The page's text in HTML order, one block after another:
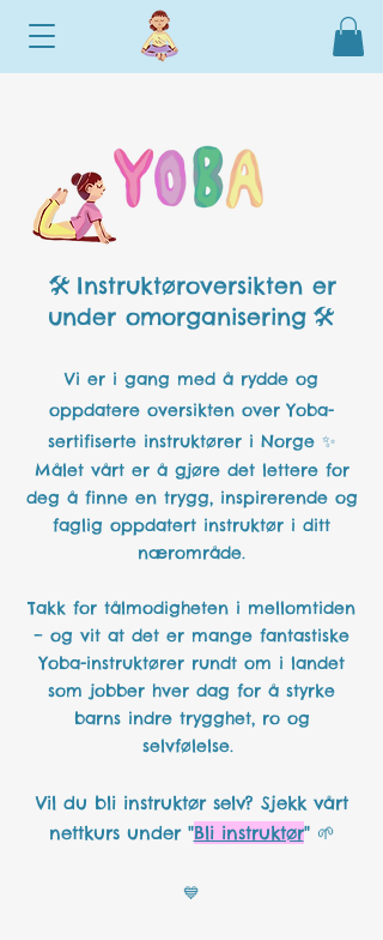
🛠️ Instruktøroversikten er
under omorganisering 🛠️
Vi er i gang med å rydde og
oppdatere oversikten over Yoba-
sertifiserte instruktører i Norge ✨
Målet vårt er å gjøre det lettere for
deg å finne en trygg, inspirerende og
faglig oppdatert instruktør i ditt
nærområde.
Takk for tålmodigheten i mellomtiden
– og vit at det er mange fantastiske
Yoba-instruktører rundt om i landet
som jobber hver dag for å styrke
barns indre trygghet, ro og
selvfølelse.
Vil du bli instruktør selv? Sjekk vårt
nettkurs under "Bli instruktør" 🌱
💙